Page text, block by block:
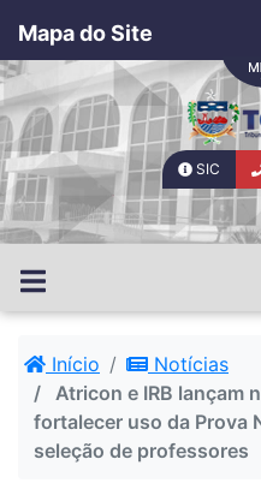
Mapa do Site
SIC
Início
Notícias
Atricon e IRB lançam
fortalecer uso da Prova
seleção de professores